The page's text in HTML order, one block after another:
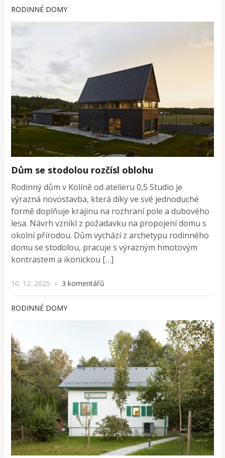
RODINNÉ DOMY
Dům se stodolou rozčísl oblohu
Rodinný dům v Kolíně od atelieru 0,5 Studio je
výrazná novostavba, která díky ve své jednoduché
formě doplňuje krajinu na rozhraní pole a dubového
lesa. Návrh vznikl z požadavku na propojení domu s
okolní přírodou. Dům vychází z archetypu rodinného
domu se stodolou, pracuje s výrazným hmotovým
kontrastem a ikonickou […]
10. 12. 2025 × 3 komentářů
RODINNÉ DOMY